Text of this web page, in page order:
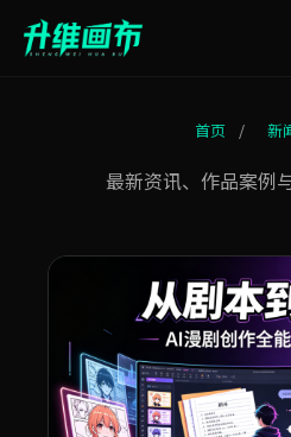
首页 / 新
最新资讯、作品案例